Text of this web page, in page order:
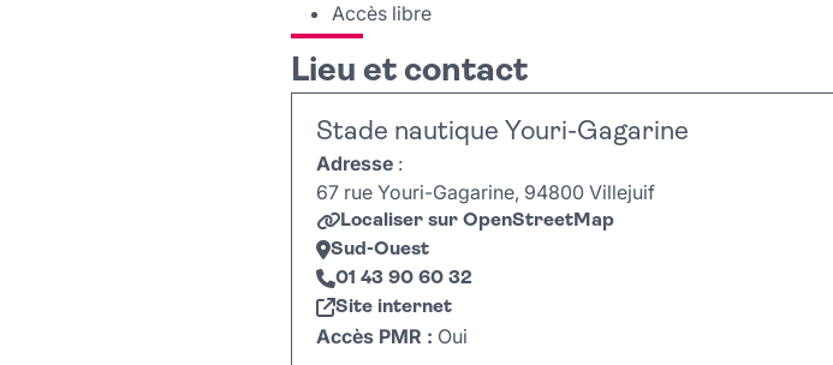
Accès libre
Lieu et contact
Stade nautique Youri-Gagarine
Adresse :
67 rue Youri-Gagarine, 94800 Villejuif
Localiser sur OpenStreetMap
Sud-Ouest
01 43 90 60 32
Site internet
Accès PMR : Oui